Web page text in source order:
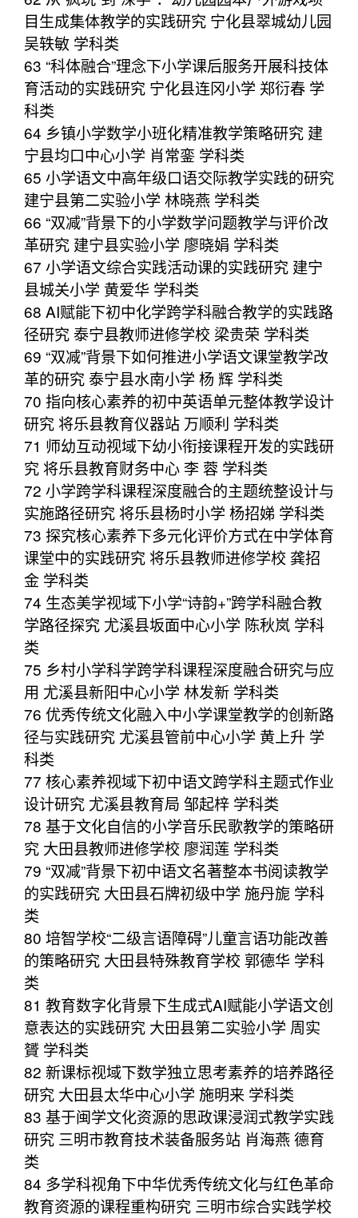
目生成集体教学的实践研究 宁化县翠城幼儿园
吴轶敏 学科类
63 “科体融合”理念下小学课后服务开展科技体
育活动的实践研究 宁化县连冈小学 郑衍春 学
科类
64 乡镇小学数学小班化精准教学策略研究 建
宁县均口中心小学 肖常銮 学科类
65 小学语文中高年级口语交际教学实践的研究
建宁县第二实验小学 林晓燕 学科类
66 “双减”背景下的小学数学问题教学与评价改
革研究 建宁县实验小学 廖晓娟 学科类
67 小学语文综合实践活动课的实践研究 建宁
县城关小学 黄爱华 学科类
68 AI赋能下初中化学跨学科融合教学的实践路
径研究 泰宁县教师进修学校 梁贵荣 学科类
69 “双减”背景下如何推进小学语文课堂教学改
革的研究 泰宁县水南小学 杨 辉 学科类
70 指向核心素养的初中英语单元整体教学设计
研究 将乐县教育仪器站 万顺利 学科类
71 师幼互动视域下幼小衔接课程开发的实践研
究 将乐县教育财务中心 李 蓉 学科类
72 小学跨学科课程深度融合的主题统整设计与
实施路径研究 将乐县杨时小学 杨招娣 学科类
73 探究核心素养下多元化评价方式在中学体育
课堂中的实践研究 将乐县教师进修学校 龚招
金 学科类
74 生态美学视域下小学“诗韵+”跨学科融合教
学路径探究 尤溪县坂面中心小学 陈秋岚 学科
类
75 乡村小学科学跨学科课程深度融合研究与应
用 尤溪县新阳中心小学 林发新 学科类
76 优秀传统文化融入中小学课堂教学的创新路
径与实践研究 尤溪县管前中心小学 黄上升 学
科类
77 核心素养视域下初中语文跨学科主题式作业
设计研究 尤溪县教育局 邹起梓 学科类
78 基于文化自信的小学音乐民歌教学的策略研
究 大田县教师进修学校 廖润莲 学科类
79 “双减”背景下初中语文名著整本书阅读教学
的实践研究 大田县石牌初级中学 施丹旎 学科
类
80 培智学校“二级言语障碍”儿童言语功能改善
的策略研究 大田县特殊教育学校 郭德华 学科
类
81 教育数字化背景下生成式AI赋能小学语文创
意表达的实践研究 大田县第二实验小学 周实
贇 学科类
82 新课标视域下数学独立思考素养的培养路径
研究 大田县太华中心小学 施明来 学科类
83 基于闽学文化资源的思政课浸润式教学实践
研究 三明市教育技术装备服务站 肖海燕 德育
类
84 多学科视角下中华优秀传统文化与红色革命
教育资源的课程重构研究 三明市综合实践学校